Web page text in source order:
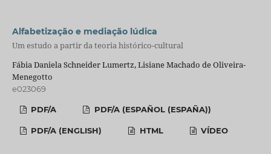
Alfabetização e mediação lúdica
Um estudo a partir da teoria histórico-cultural
Fábia Daniela Schneider Lumertz, Lisiane Machado de Oliveira-
Menegotto
e023069
PDF/A PDF/A (ESPAÑOL (ESPAÑA))
PDF/A (ENGLISH) HTML VÍDEO